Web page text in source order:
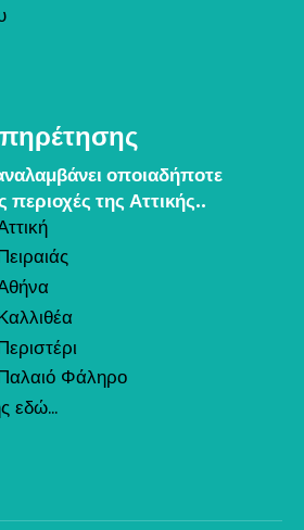
οποιαδήποτε
περιοχές της Αττικής..
Φάληρο
εδώ...